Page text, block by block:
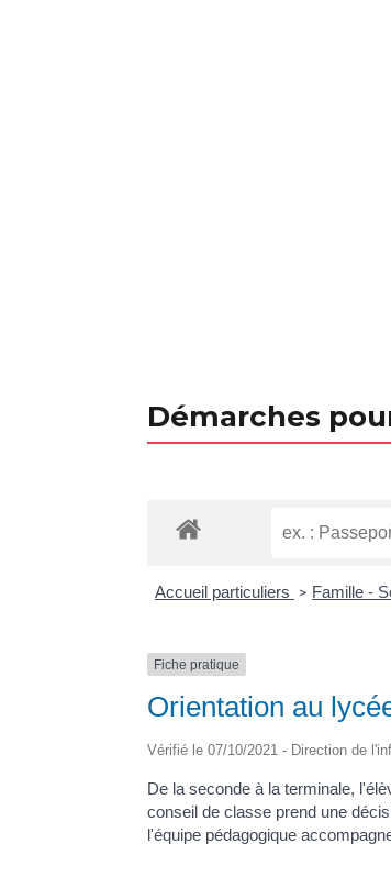
Démarches
Accueil particuliers > Famille -
Fiche pratique
Orientation au
Vérifié le 07/10/2021 - Direction de
De la seconde à la terminale,
conseil de classe prend une
l'équipe pédagogique